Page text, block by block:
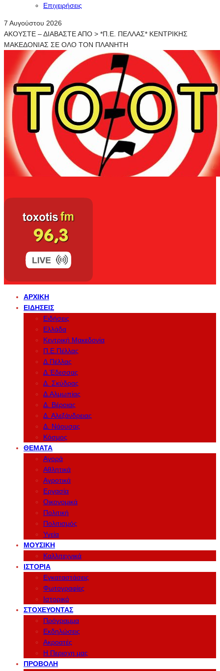
Επιχειρήσεις
7 Αυγούστου 2026
ΑΚΟΥΣΤΕ – ΔΙΑΒΑΣΤΕ ΑΠΟ > *Π.Ε. ΠΕΛΛΑΣ* ΚΕΝΤΡΙΚΗΣ
ΜΑΚΕΔΟΝΙΑΣ ΣΕ ΟΛΟ ΤΟΝ ΠΛΑΝΗΤΗ
ΑΡΧΙΚΉ
ΕΙΔΉΣΕΙΣ
Ειδήσεις
Ελλάδα
Κεντρική Μακεδονία
Π.Ε.Πέλλας
Δ.Πέλλας
Δ.Έδεσσας
Δ. Σκύδρας
Δ.Αλμωπίας
Δ. Βέροιας
Δ. Αλεξάνδρειας
Δ. Νάουσας
Κόσμος
ΘΈΜΑΤΑ
Αγορά
Αθλητικά
Αγροτικά
Εργασία
Οικονομικά
Πολιτική
Πολιτισμός
Υγεία
ΜΟΥΣΙΚΉ
Καλλιτεχνικά
ΙΣΤΟΡΊΑ
Εγκαταστάσεις
Φωτογραφίες
Ιστορικό
ΣΤΟΧΕΎΟΝΤΑΣ
Πρόγραμμα
Εκδηλώσεις
Ακροατές
Η Περιοχη μας
ΠΡΟΒΟΛΉ